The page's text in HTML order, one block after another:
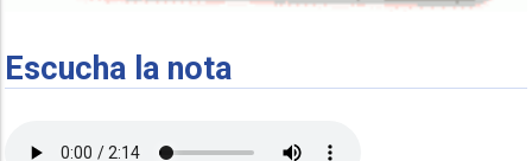
Escucha la nota